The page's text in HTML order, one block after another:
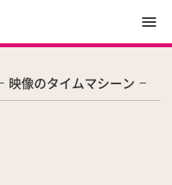
映像のタイムマシーン